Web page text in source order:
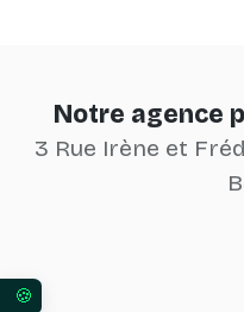
Notre agence
3 Rue Irène et